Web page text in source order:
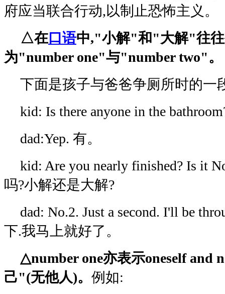
府应当联合行动,以制止恐怖主义。
△在口语中,"小解"和"大解"往往
为"number one"与"number two"。
下面是孩子与爸爸争厕所时的一
kid: Is there anyone in the
dad:Yep. 有。
kid: Are you nearly finished? Is it
吗?小解还是大解?
dad: No.2. Just a second. I'll be
下.我马上就好了。
△number one亦表示oneself and
己"(无他人)。 例如: